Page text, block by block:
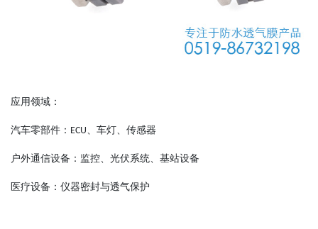
应用领域 ：
汽车零部件： ECU、车灯、传感器
户外通信设备：监控、光伏系统、基站设备
医疗设备：仪器密封与透气保护